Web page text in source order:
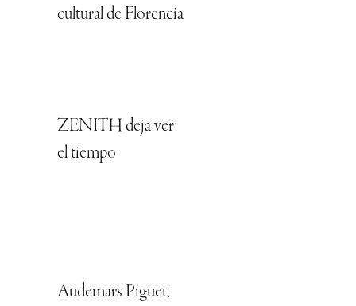
cultural de Florencia
ZENITH deja ver
el tiempo
Audemars Piguet,